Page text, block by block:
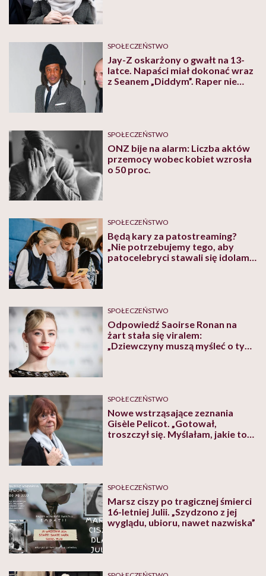
SPOŁECZEŃSTWO
Jay-Z oskarżony o gwałt na 13-
latce. Napaści miał dokonać wraz
z Seanem „Diddym”. Raper nie
SPOŁECZEŃSTWO
ONZ bije na alarm: Liczba aktów
przemocy wobec kobiet wzrosła
o 50 proc.
SPOŁECZEŃSTWO
Będą kary za patostreaming?
„Nie potrzebujemy tego, aby
patocelebryci stawali się idolami
SPOŁECZEŃSTWO
Odpowiedź Saoirse Ronan na
żart stała się viralem:
„Dziewczyny muszą myśleć o tym
SPOŁECZEŃSTWO
Nowe wstrząsające zeznania
Gisèle Pelicot. „Gotował,
troszczył się. Myślałam, jakie to
SPOŁECZEŃSTWO
Marsz ciszy po tragicznej śmierci
16-letniej Julii. „Szydzono z jej
wyglądu, ubioru, nawet nazwiska”